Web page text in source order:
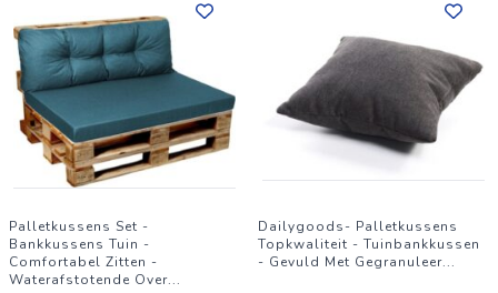
Palletkussens Set -
Bankkussens Tuin -
Comfortabel Zitten -
Waterafstotende Over...
Dailygoods- Palletkussens
Topkwaliteit - Tuinbankkussen
- Gevuld Met Gegranuleer...